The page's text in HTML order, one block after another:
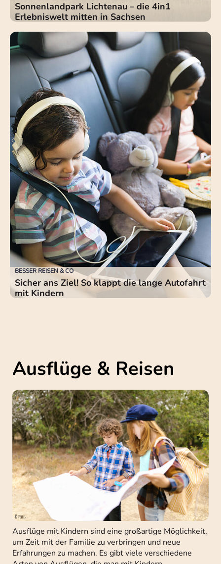
Sonnenlandpark Lichtenau – die 4in1
Erlebniswelt mitten in Sachsen
BESSER REISEN & CO
Sicher ans Ziel! So klappt die lange Autofahrt
mit Kindern
Ausflüge & Reisen
Ausflüge mit Kindern sind eine großartige Möglichkeit,
um Zeit mit der Familie zu verbringen und neue
Erfahrungen zu machen. Es gibt viele verschiedene